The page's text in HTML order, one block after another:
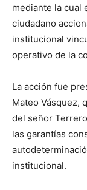
mediante la cual
ciudadano
institucional
operativo de la
La acción fue
Mateo Vásquez,
del señor
las garantías
institucional.